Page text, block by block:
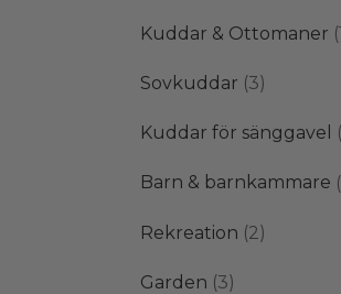
Kuddar & Ottomaner
Sovkuddar 33
Kuddar för sänggavel
Barn & barnkammare
Rekreation 22
Garden 33